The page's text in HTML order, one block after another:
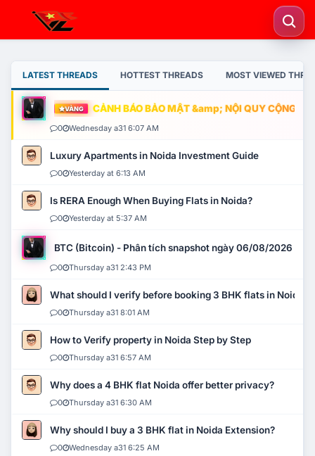
LATEST THREADS HOTTEST THREADS MOST VIEWED
VÀNG CẢNH BÁO BẢO MẬT &amp; NỘI QUY CỘNG
0 Wednesday a31 6:07 AM
Luxury Apartments in Noida Investment Guide
0 Yesterday at 6:13 AM
Is RERA Enough When Buying Flats in Noida?
0 Yesterday at 5:37 AM
BTC (Bitcoin) - Phân tích snapshot ngày 06/08/2026
0 Thursday a31 2:43 PM
What should I verify before booking 3 BHK flats in Noida?
0 Thursday a31 8:01 AM
How to Verify property in Noida Step by Step
0 Thursday a31 6:57 AM
Why does a 4 BHK flat Noida offer better privacy?
0 Thursday a31 6:30 AM
Why should I buy a 3 BHK flat in Noida Extension?
0 Wednesday a31 6:25 AM